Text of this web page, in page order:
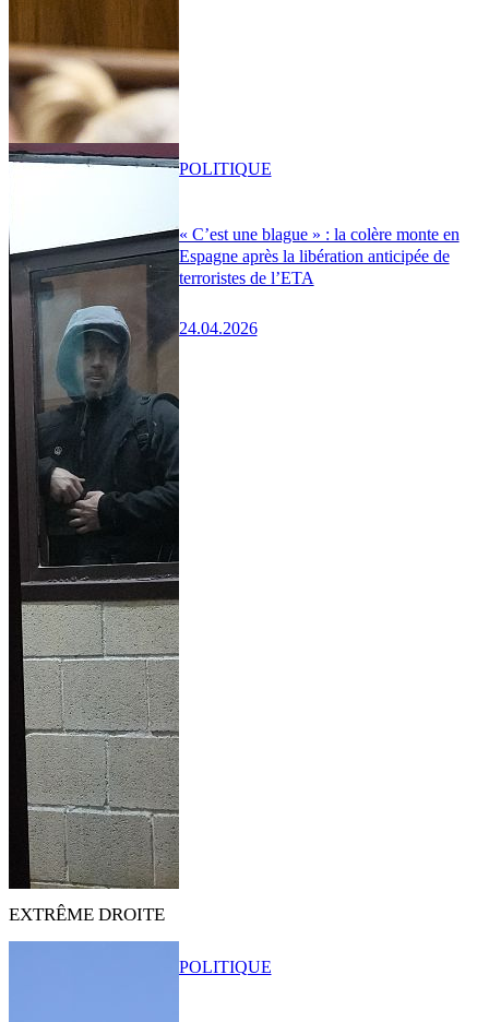
« C’est une blague » : la colère monte en
Espagne après la libération anticipée de
terroristes de l’ETA
24.04.2026
POLITIQUE
EXTRÊME DROITE
POLITIQUE